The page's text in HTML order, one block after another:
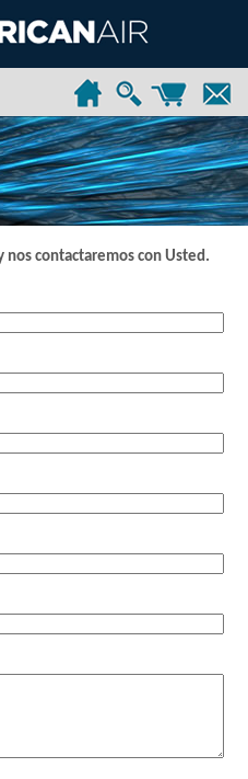
contactaremos con Usted.